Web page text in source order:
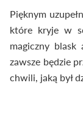
Pięknym
które kryje w
magiczny
zawsze będzie
chwili, jaką był